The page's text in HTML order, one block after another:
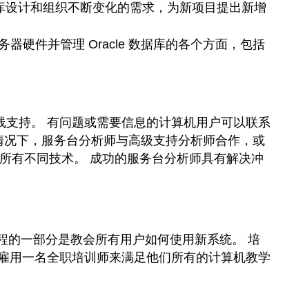
计和组织不断变化的需求，为新项目提出新增
器硬件并管理 Oracle 数据库的各个方面，包括
持。 有问题或需要信息的计算机用户可以联系
下，服务台分析师与高级支持分析师合作，或
有不同技术。 成功的服务台分析师具有解决冲
一部分是教会所有用户如何使用新系统。 培
用一名全职培训师来满足他们所有的计算机教学